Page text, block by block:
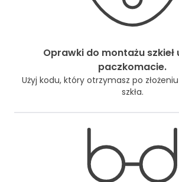
Oprawki do montażu szkieł
paczkomacie.
Użyj kodu, który otrzymasz po
szkła.